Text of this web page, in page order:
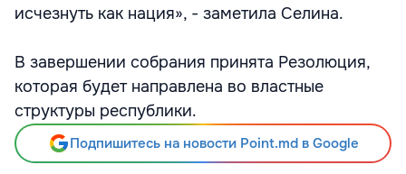
исчезнуть как нация», - заметила Селина.
В завершении собрания принята Резолюция,
которая будет направлена во властные
структуры республики.
Подпишитесь на новости Point.md в Google